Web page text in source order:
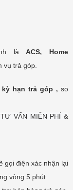
làACS, Home
vụ trả góp.
hạn trả góp , so
VẤN MIỄN PHÍ &
gọi điện xác nhận lại
vòng 5 phút.